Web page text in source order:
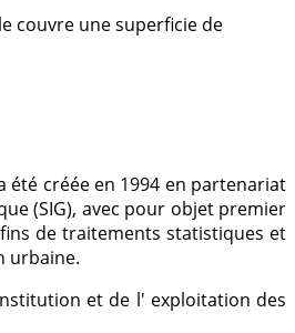
couvre une superficie de
été créée en 1994 en partenariat
(SIG), avec pour objet premier
de traitements statistiques et
urbaine.
et de l' exploitation des